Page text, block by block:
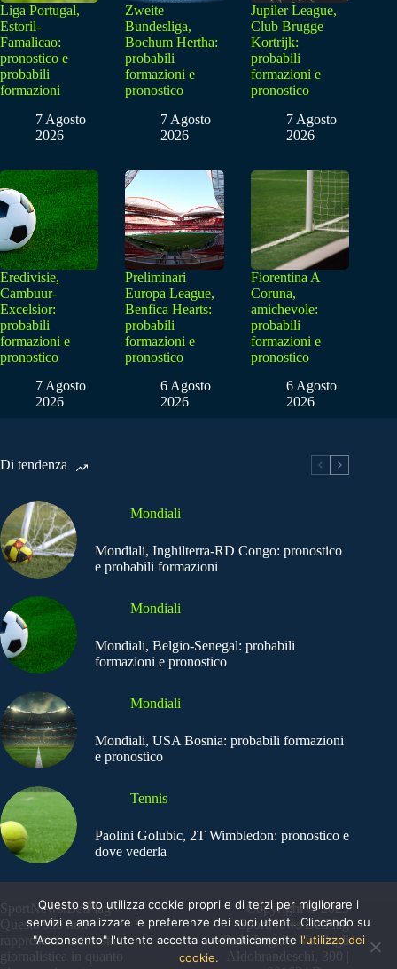
Liga Portugal,
Estoril-
Famalicao:
pronostico e
probabili
formazioni
7 Agosto
2026
Zweite
Bundesliga,
Bochum Hertha:
probabili
formazioni e
pronostico
7 Agosto
2026
Jupiler League,
Club Brugge
Kortrijk:
probabili
formazioni e
pronostico
7 Agosto
2026
Eredivisie,
Cambuur-
Excelsior:
probabili
formazioni e
pronostico
7 Agosto
2026
Preliminari
Europa League,
Benfica Hearts:
probabili
formazioni e
pronostico
6 Agosto
2026
Fiorentina A
Coruna,
amichevole:
probabili
formazioni e
pronostico
6 Agosto
2026
Di tendenza
Mondiali
Mondiali, Inghilterra-RD Congo: pronostico
e probabili formazioni
Mondiali
Mondiali, Belgio-Senegal: probabili
formazioni e pronostico
Mondiali
Mondiali, USA Bosnia: probabili formazioni
e pronostico
Tennis
Paolini Golubic, 2T Wimbledon: pronostico e
dove vederla
SportNews.BetFlag -
Questo sito non
rappresenta una testata
giornalistica in quanto
Copyright © 2025
SportNews BetFlag
Sede Legale: Via degli
Aldobrandeschi, 300 |
Questo sito utilizza cookie propri e di terzi per migliorare i
servizi e analizzare le preferenze dei suoi utenti. Cliccando su
"Acconsento" l'utente accetta automaticamente l'utilizzo dei
cookie.